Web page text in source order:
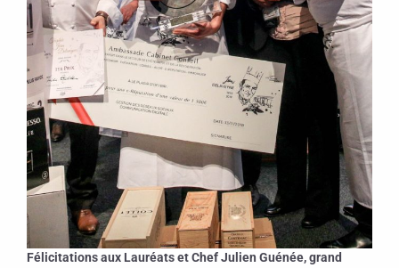
Félicitations aux Lauréats et Chef Julien Guénée, grand